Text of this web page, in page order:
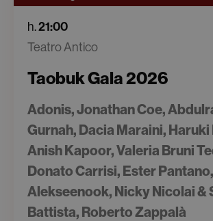
h.21:00
Teatro Antico
Taobuk Gala 2026
Adonis, Jonathan Coe,
Gurnah, Dacia Maraini,
Anish Kapoor, Valeria Bruni
Donato Carrisi, Ester
Alekseenook, Nicky Nicolai &
Battista, Roberto Zappalà